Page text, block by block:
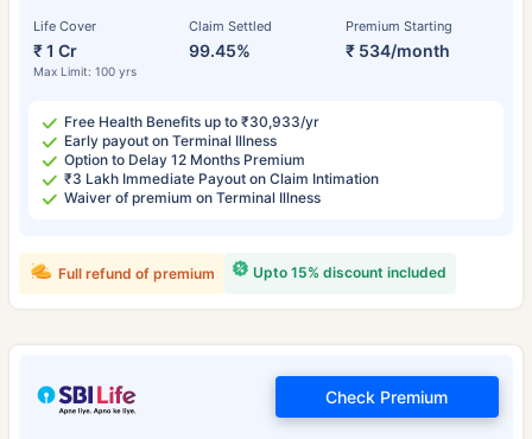
Life Cover
₹ 1 Cr
Max Limit: 100 yrs
Claim Settled
99.45%
Premium Starting
₹ 534/month
Free Health Benefits up to ₹30,933/yr
Early payout on Terminal Illness
Option to Delay 12 Months Premium
₹3 Lakh Immediate Payout on Claim Intimation
Waiver of premium on Terminal Illness
Upto 15% discount included
Full refund of premium
Check Premium